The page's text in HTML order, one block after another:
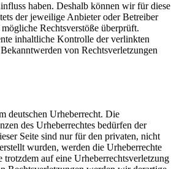
haben. Deshalb können wir für diese
der jeweilige Anbieter oder Betreiber
Rechtsverstöße überprüft.
inhaltliche Kontrolle der verlinkten
von Rechtsverletzungen
deutschen Urheberrecht. Die
des Urheberrechtes bedürfen der
Seite sind nur für den privaten, nicht
wurden, werden die Urheberrechte
auf eine Urheberrechtsverletzung